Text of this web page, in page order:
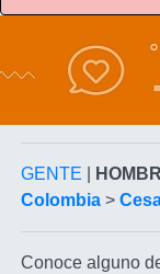
GENTE
Colombia >
Conoce alguno